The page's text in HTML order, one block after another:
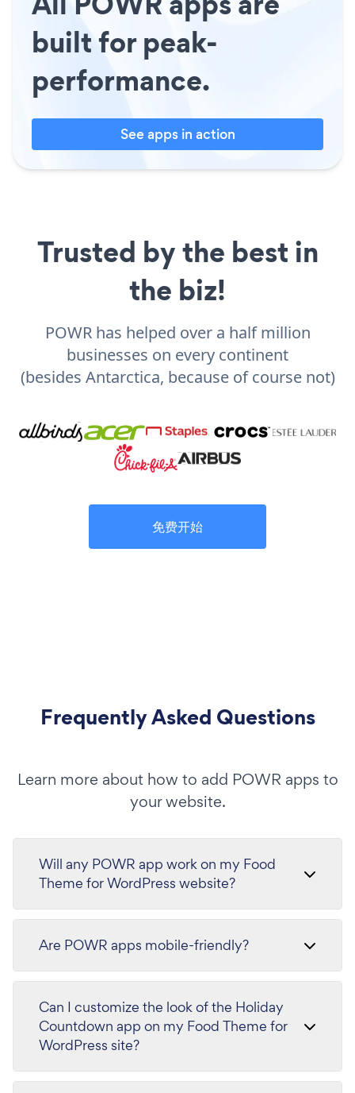
built for peak-
performance.
See apps in action
Trusted by the best in
the biz!
POWR has helped over a half million
businesses on every continent
(besides Antarctica, because of course not)
免费开始
Frequently Asked Questions
Learn more about how to add POWR apps to
your website.
Will any POWR app work on my Food
Theme for WordPress website?
Are POWR apps mobile-friendly?
Can I customize the look of the Holiday
Countdown app on my Food Theme for
WordPress site?